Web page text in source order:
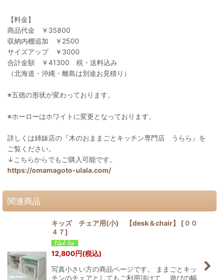
【料金】
商品代金 ￥35800
収納内棚追加 ￥2500
サイズアップ ￥3000
合計金額 ￥41300 税・送料込み
（北海道・沖縄・離島は別途お見積り）
※五徳の形状が変わっております。
※ホーローはホワイトに変更となっております。
詳しくは姉妹店の『木のおままごとキッチン専門店 うらら』を
ご覧ください。
↓こちらからでもご購入可能です。
https://omamagoto-ulala.com/
関連商品
キッズ チェア用(小) 【desk＆chair】 [００
４７]
12,800円(税込)
写真小さい方の商品ページです。 ままごとキッ
チンのチェアとしてもご利用頂けて、 遊びの幅